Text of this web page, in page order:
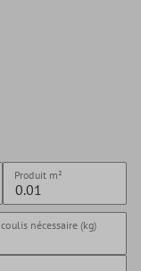
Produit m²
nécessaire (kg)